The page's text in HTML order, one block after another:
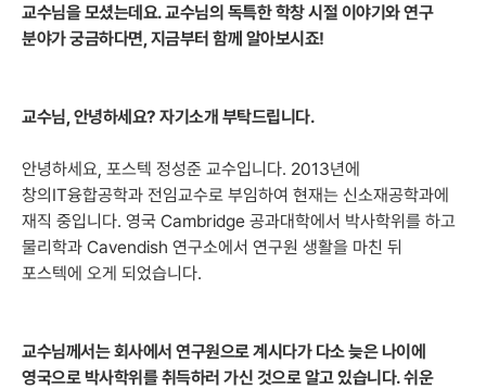
교수님을 모셨는데요. 교수님의 독특한 학창 시절 이야기와 연구
분야가 궁금하다면, 지금부터 함께 알아보시죠!
교수님, 안녕하세요? 자기소개 부탁드립니다.
안녕하세요, 포스텍 정성준 교수입니다. 2013년에
창의IT융합공학과 전임교수로 부임하여 현재는 신소재공학과에
재직 중입니다. 영국 Cambridge 공과대학에서 박사학위를 하고
물리학과 Cavendish 연구소에서 연구원 생활을 마친 뒤
포스텍에 오게 되었습니다.
교수님께서는 회사에서 연구원으로 계시다가 다소 늦은 나이에
영국으로 박사학위를 취득하러 가신 것으로 알고 있습니다. 쉬운